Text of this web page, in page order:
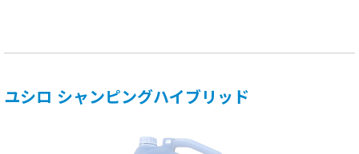
ユシロ シャンピングハイブリッド